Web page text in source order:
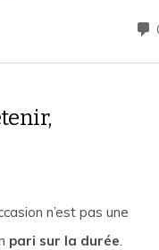
n’est pas une
pari sur la durée.